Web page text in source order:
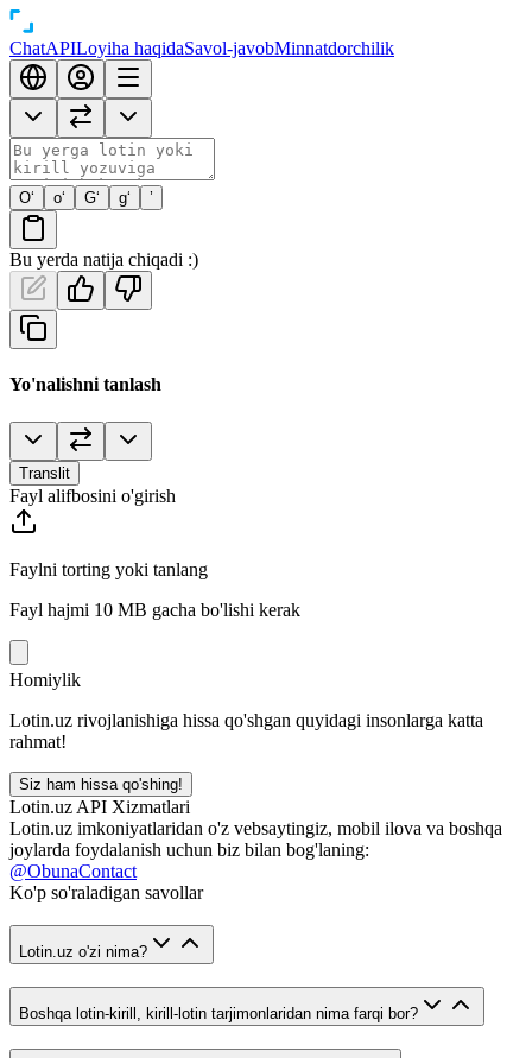
ChatAPILoyiha haqidaSavol-javobMinnatdorchilik
O‘ o‘ G‘ g‘ ’
Bu yerda natija chiqadi :)
Yo'nalishni tanlash
Translit
Fayl alifbosini o'girish
Faylni torting yoki tanlang
Fayl hajmi 10 MB gacha bo'lishi kerak
Homiylik
Lotin.uz rivojlanishiga hissa qo'shgan quyidagi insonlarga katta
rahmat!
Siz ham hissa qo'shing!
Lotin.uz API Xizmatlari
Lotin.uz imkoniyatlaridan o'z vebsaytingiz, mobil ilova va boshqa
joylarda foydalanish uchun biz bilan bog'laning:
@ObunaContact
Ko'p so'raladigan savollar
Lotin.uz o'zi nima?
Boshqa lotin-kirill, kirill-lotin tarjimonlaridan nima farqi bor?